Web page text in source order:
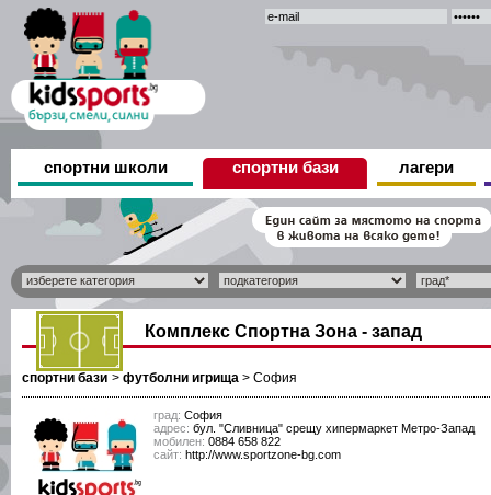
спортни школи спортни бази лагери
Комплекс Спортна Зона - запад
спортни бази > футболни игрища > София
град: София
адрес: бул. "Сливница" срещу хипермаркет Метро-Запад
мобилен: 0884 658 822
сайт: http://www.sportzone-bg.com